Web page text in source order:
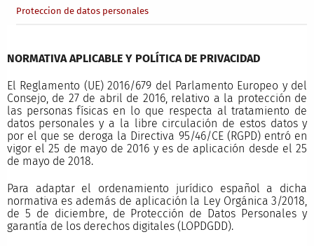
Proteccion de datos personales
NORMATIVA APLICABLE Y POLÍTICA DE PRIVACIDAD
El Reglamento (UE) 2016/679 del Parlamento Europeo y del
Consejo, de 27 de abril de 2016, relativo a la protección de
las personas físicas en lo que respecta al tratamiento de
datos personales y a la libre circulación de estos datos y
por el que se deroga la Directiva 95/46/CE (RGPD) entró en
vigor el 25 de mayo de 2016 y es de aplicación desde el 25
de mayo de 2018.
Para adaptar el ordenamiento jurídico español a dicha
normativa es además de aplicación la Ley Orgánica 3/2018,
de 5 de diciembre, de Protección de Datos Personales y
garantía de los derechos digitales (LOPDGDD).